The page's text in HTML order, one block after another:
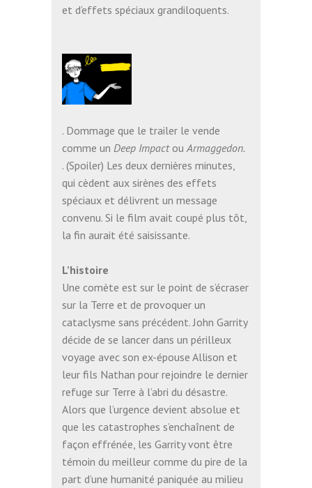
et d’effets spéciaux grandiloquents.
. Dommage que le trailer le vende
comme un Deep Impactou Armaggedon.
. (Spoiler) Les deux dernières minutes,
qui cèdent aux sirènes des effets
spéciaux et délivrent un message
convenu. Si le film avait coupé plus tôt,
la fin aurait été saisissante.
L’histoire
Une comète est sur le point de s’écraser
sur la Terre et de provoquer un
cataclysme sans précédent. John Garrity
décide de se lancer dans un périlleux
voyage avec son ex-épouse Allison et
leur fils Nathan pour rejoindre le dernier
refuge sur Terre à l’abri du désastre.
Alors que l’urgence devient absolue et
que les catastrophes s’enchaînent de
façon effrénée, les Garrity vont être
témoin du meilleur comme du pire de la
part d’une humanité paniquée au milieu